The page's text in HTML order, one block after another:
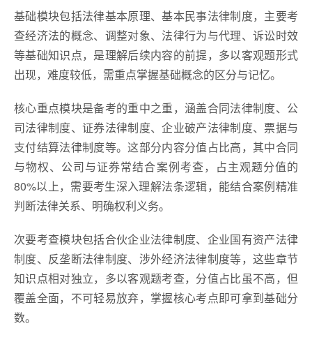
基础模块包括法律基本原理、基本民事法律制度，主要考
查经济法的概念、调整对象、法律行为与代理、诉讼时效
等基础知识点，是理解后续内容的前提，多以客观题形式
出现，难度较低，需重点掌握基础概念的区分与记忆。
核心重点模块是备考的重中之重，涵盖合同法律制度、公
司法律制度、证券法律制度、企业破产法律制度、票据与
支付结算法律制度等。这部分内容分值占比高，其中合同
与物权、公司与证券常结合案例考查，占主观题分值的
80%以上，需要考生深入理解法条逻辑，能结合案例精准
判断法律关系、明确权利义务。
次要考查模块包括合伙企业法律制度、企业国有资产法律
制度、反垄断法律制度、涉外经济法律制度等，这些章节
知识点相对独立，多以客观题考查，分值占比虽不高，但
覆盖全面，不可轻易放弃，掌握核心考点即可拿到基础分
数。